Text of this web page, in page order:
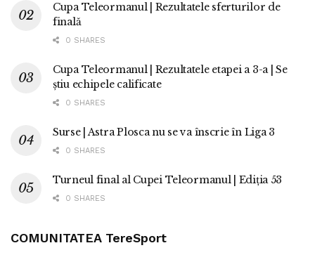
Cupa Teleormanul | Rezultatele sferturilor de
finală
0 SHARES
Cupa Teleormanul | Rezultatele etapei a 3-a | Se
știu echipele calificate
0 SHARES
Surse | Astra Plosca nu se va înscrie în Liga 3
0 SHARES
Turneul final al Cupei Teleormanul | Ediția 53
0 SHARES
COMUNITATEA TereSport